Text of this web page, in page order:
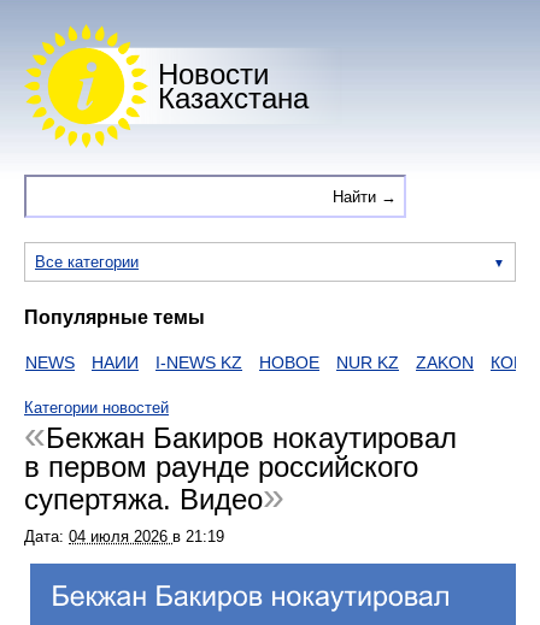
Новости
Казахстана
Все категории
Популярные темы
NEWS НАИИ I-NEWS KZ НОВОЕ NUR KZ ZAKON
Категории новостей
Бекжан Бакиров нокаутировал
в первом раунде российского
супертяжа. Видео
Дата: 04 июля 2026 в 21:19